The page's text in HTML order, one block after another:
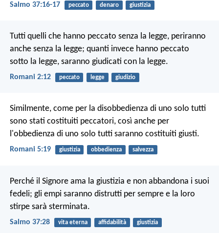
Salmo 37:16-17 peccato denaro giustizia
Tutti quelli che hanno peccato senza la legge, periranno
anche senza la legge; quanti invece hanno peccato
sotto la legge, saranno giudicati con la legge.
Romani 2:12 peccato legge giudizio
Similmente, come per la disobbedienza di uno solo tutti
sono stati costituiti peccatori, così anche per
l'obbedienza di uno solo tutti saranno costituiti giusti.
Romani 5:19 giustizia obbedienza salvezza
Perché il Signore ama la giustizia e non abbandona i suoi
fedeli; gli empi saranno distrutti per sempre e la loro
stirpe sarà sterminata.
Salmo 37:28 vita eterna affidabilità giustizia